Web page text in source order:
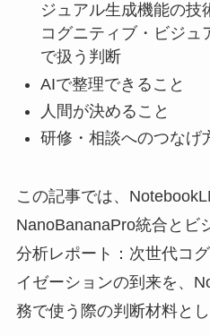
ジュアル生成機能の技
コグニティブ・ビジュ
で扱う判断
AIで整理できること
人間が決めること
研修・相談へのつなげ
この記事では、
NanoBananaPro統合とビ
分析レポート：次世代コ
イゼーションの到来を、
務で使う際の判断材料とし